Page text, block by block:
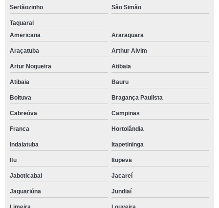
Sertãozinho São Simão
Taquaral
Americana
Araraquara
Araçatuba Arthur Alvim
Artur Nogueira Atibaia
Atibaia Bauru
Boituva Bragança Paulista
Cabreúva Campinas
Franca Hortolândia
Indaiatuba Itapetininga
Itu Itupeva
Jaboticabal Jacareí
Jaguariúna Jundiaí